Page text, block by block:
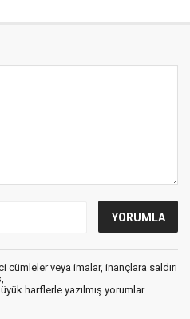
cümleler veya imalar, inançlara saldırı
harflerle yazılmış yorumlar